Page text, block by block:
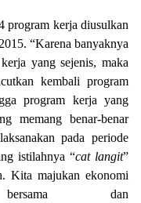
program kerja diusulkan
“Karena banyaknya
yang sejenis, maka
kembali program
program kerja yang
memang benar-benar
pada periode
istilahnya “cat langit”
Kita majukan ekonomi
dan